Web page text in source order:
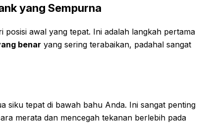
yang Sempurna
posisi awal yang tepat. Ini adalah langkah pertama
benar yang sering terabaikan, padahal sangat
siku tepat di bawah bahu Anda. Ini sangat penting
merata dan mencegah tekanan berlebih pada